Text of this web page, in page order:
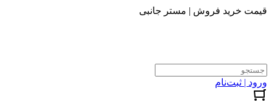
قیمت خرید فروش | مستر جانبی
ورود | ثبت‌نام